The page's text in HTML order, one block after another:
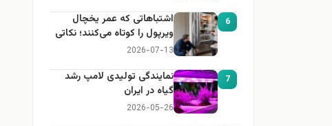
6
اشتباهاتی که عمر یخچال
ویرپول را کوتاه می‌کنند؛ نکاتی
که باید بدانید
2026-07-13
7
نمایندگی تولیدی لامپ رشد
گیاه در ایران
2026-05-26